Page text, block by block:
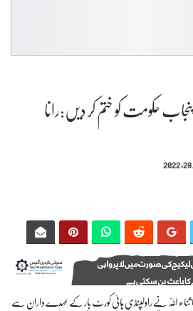
حکومت کو ختم کر دیں:رانا
ثناء اللّٰہ نے راولپنڈی ہائی کورٹ بار کے عہدے داران سے